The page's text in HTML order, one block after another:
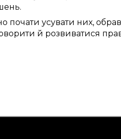
.
почати усувати них,
й розвиватися